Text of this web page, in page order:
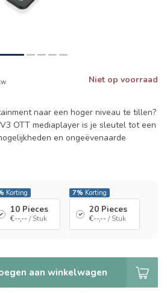
Niet op voorraad
naar een hoger niveau te tillen?
OTT mediaplayer is je sleutel tot een
en ongeëvenaarde
Korting
10 Pieces
€--,-- / Stuk
7% Korting
20 Pieces
€--,-- / Stuk
aan winkelwagen